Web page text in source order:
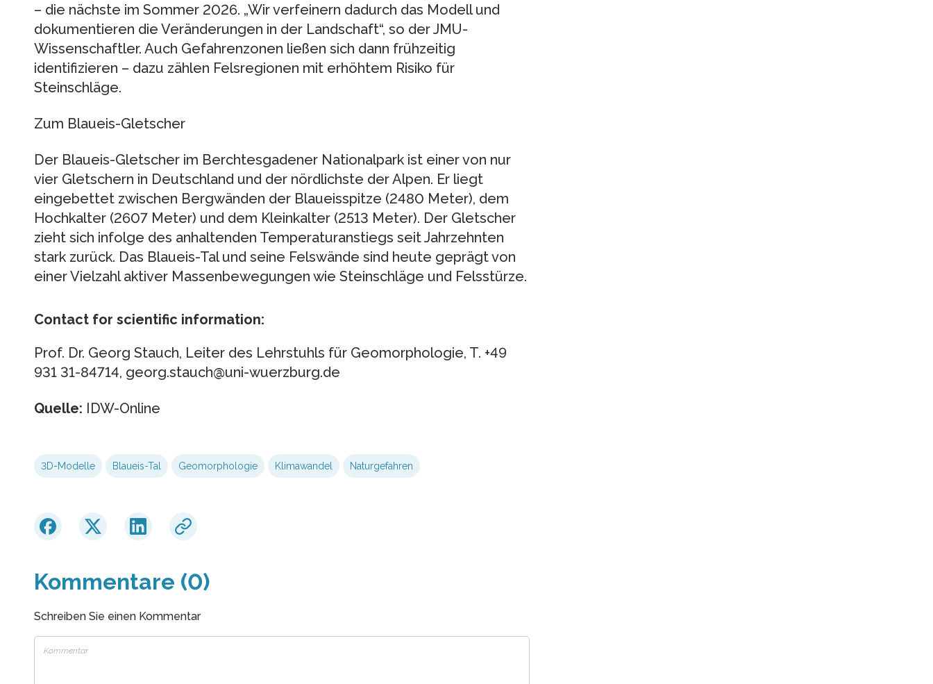
– die nächste im Sommer 2026. „Wir verfeinern dadurch das Modell und
dokumentieren die Veränderungen in der Landschaft“, so der JMU-
Wissenschaftler. Auch Gefahrenzonen ließen sich dann frühzeitig
identifizieren – dazu zählen Felsregionen mit erhöhtem Risiko für
Steinschläge.
Zum Blaueis-Gletscher
Der Blaueis-Gletscher im Berchtesgadener Nationalpark ist einer von nur
vier Gletschern in Deutschland und der nördlichste der Alpen. Er liegt
eingebettet zwischen Bergwänden der Blaueisspitze (2480 Meter), dem
Hochkalter (2607 Meter) und dem Kleinkalter (2513 Meter). Der Gletscher
zieht sich infolge des anhaltenden Temperaturanstiegs seit Jahrzehnten
stark zurück. Das Blaueis-Tal und seine Felswände sind heute geprägt von
einer Vielzahl aktiver Massenbewegungen wie Steinschläge und Felsstürze.
Contact for scientific information:
Prof. Dr. Georg Stauch, Leiter des Lehrstuhls für Geomorphologie, T. +49
931 31-84714, georg.stauch@uni-wuerzburg.de
Quelle: IDW-Online
3D-Modelle Blaueis-Tal Geomorphologie Klimawandel Naturgefahren
Kommentare (0)
Schreiben Sie einen Kommentar